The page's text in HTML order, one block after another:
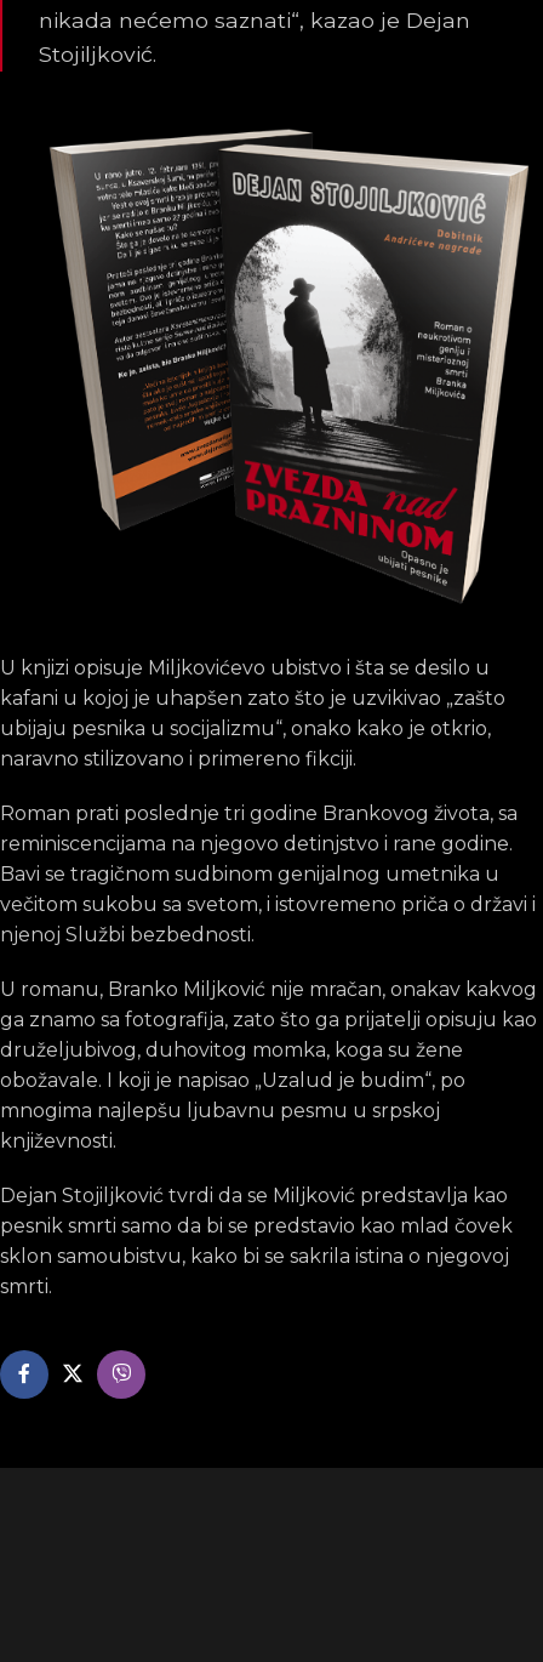
nikada nećemo saznati“, kazao je Dejan
Stojiljković.
U knjizi opisuje Miljkovićevo ubistvo i šta se desilo u
kafani u kojoj je uhapšen zato što je uzvikivao „zašto
ubijaju pesnika u socijalizmu“, onako kako je otkrio,
naravno stilizovano i primereno fikciji.
Roman prati poslednje tri godine Brankovog života, sa
reminiscencijama na njegovo detinjstvo i rane godine.
Bavi se tragičnom sudbinom genijalnog umetnika u
večitom sukobu sa svetom, i istovremeno priča o državi i
njenoj Službi bezbednosti.
U romanu, Branko Miljković nije mračan, onakav kakvog
ga znamo sa fotografija, zato što ga prijatelji opisuju kao
druželjubivog, duhovitog momka, koga su žene
obožavale. I koji je napisao „Uzalud je budim“, po
mnogima najlepšu ljubavnu pesmu u srpskoj
književnosti.
Dejan Stojiljković tvrdi da se Miljković predstavlja kao
pesnik smrti samo da bi se predstavio kao mlad čovek
sklon samoubistvu, kako bi se sakrila istina o njegovoj
smrti.